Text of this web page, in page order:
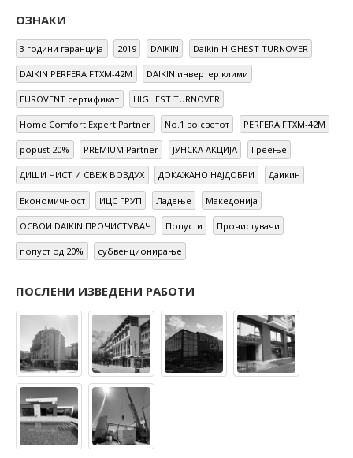
DAIKIN PERFERA FTXM-42M DAIKIN инвертер клими
EUROVENT сертификат HIGHEST TURNOVER
Home Comfort Expert Partner No.1 во светот
popust 20% PREMIUM Partner ЈУНСКА АКЦИЈА Греење
ДИШИ ЧИСТ И СВЕЖ ВОЗДУХ ДОКАЖАНО НАЈДОБРИ Даикин
Економичност ИЦС ГРУП Ладење Македонија
ОСВОИ DAIKIN ПРОЧИСТУВАЧ Попусти Прочистувачи
попуст од 20% субвенционирање